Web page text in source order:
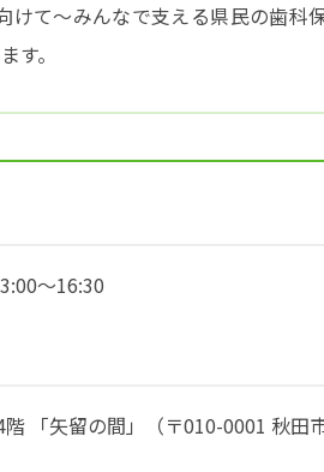
けて～みんなで支える県民の歯
す。
～16:30
「矢留の間」（〒010-0001 秋田